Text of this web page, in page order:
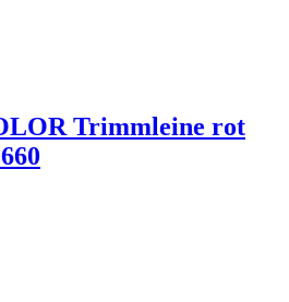
Trimmleine rot